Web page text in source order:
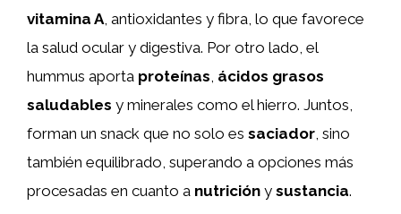
vitamina A , antioxidantes y fibra, lo que favorece
la salud ocular y digestiva. Por otro lado, el
hummus aporta proteínas ácidos grasos
saludables y minerales como el hierro. Juntos,
forman un snack que no solo es saciador , sino
también equilibrado, superando a opciones más
procesadas en cuanto a nutrición y sustancia.